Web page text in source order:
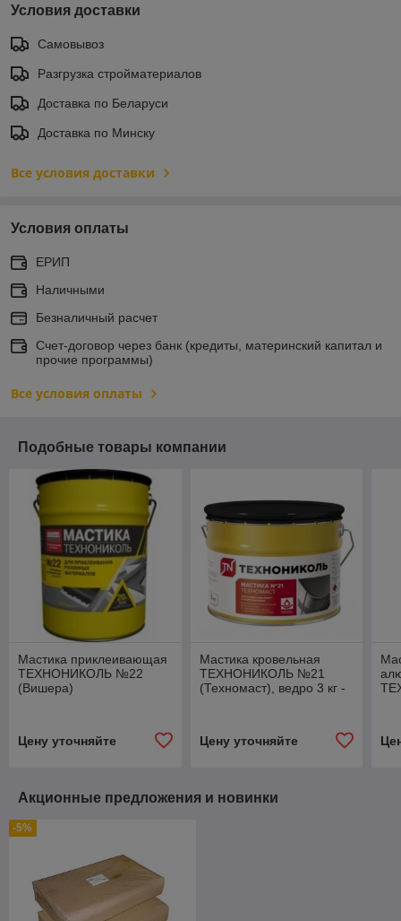
Условия доставки
Самовывоз
Разгрузка стройматериалов
Доставка по Беларуси
Доставка по Минску
Все условия доставки
Условия оплаты
ЕРИП
Наличными
Безналичный расчет
Счет-договор через банк (кредиты, материнский капитал и
прочие программы)
Все условия оплаты
Подобные товары компании
Мастика приклеивающая
ТЕХНОНИКОЛЬ №22
(Вишера)
Цену уточняйте
Мастика кровельная
ТЕХНОНИКОЛЬ №21
(Техномаст), ведро 3 кг -
Цену уточняйте
Акционные предложения и новинки
-5%